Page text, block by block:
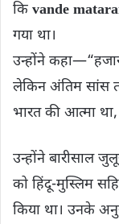
कि vande
गया था।
उन्होंने
लेकिन अंतिम सांस
भारत की आत्मा
उन्होंने बारीसाल
को हिंदू-मुस्लिम
किया था। उनके